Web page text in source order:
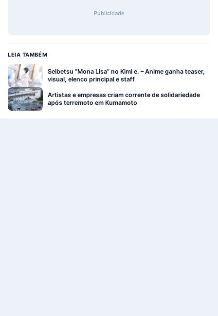
Publicidade
LEIA TAMBÉM
Seibetsu “Mona Lisa” no Kimi e. – Anime ganha teaser,
visual, elenco principal e staff
Artistas e empresas criam corrente de solidariedade
após terremoto em Kumamoto